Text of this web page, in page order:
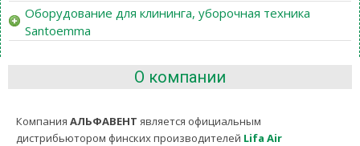
Оборудование для клининга, уборочная техника
Santoemma
О компании
Компания АЛЬФАВЕНТ является официальным
дистрибьютором финских производителей Lifa Air